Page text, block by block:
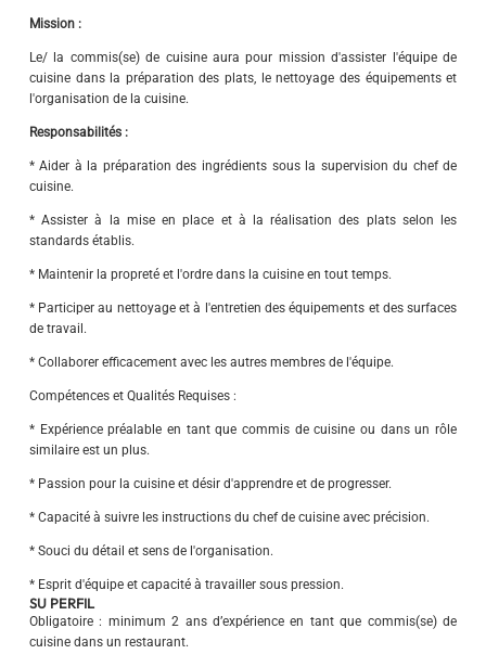
Mission :
Le/ la commis(se) de cuisine aura pour mission d'assister l'équipe de
cuisine dans la préparation des plats, le nettoyage des équipements et
l'organisation de la cuisine.
Responsabilités :
* Aider à la préparation des ingrédients sous la supervision du chef de
cuisine.
* Assister à la mise en place et à la réalisation des plats selon les
standards établis.
* Maintenir la propreté et l'ordre dans la cuisine en tout temps.
* Participer au nettoyage et à l'entretien des équipements et des surfaces
de travail.
* Collaborer efficacement avec les autres membres de l'équipe.
Compétences et Qualités Requises :
* Expérience préalable en tant que commis de cuisine ou dans un rôle
similaire est un plus.
* Passion pour la cuisine et désir d'apprendre et de progresser.
* Capacité à suivre les instructions du chef de cuisine avec précision.
* Souci du détail et sens de l'organisation.
* Esprit d'équipe et capacité à travailler sous pression.
SU PERFIL
Obligatoire : minimum 2 ans d’expérience en tant que commis(se) de
cuisine dans un restaurant.